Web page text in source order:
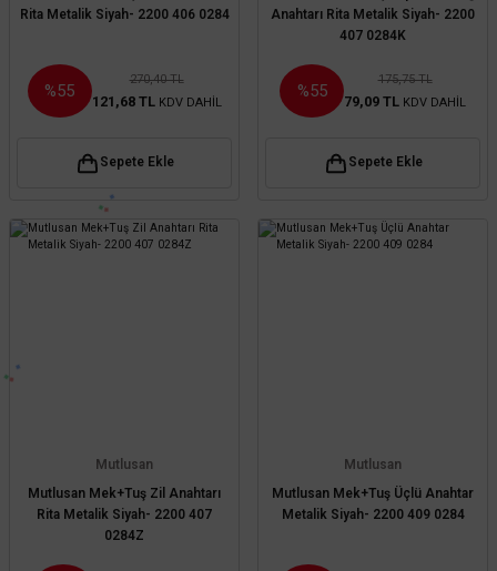
Rita Metalik Siyah- 2200 406 0284
%55
270,40 TL
121,68 TL KDV DAHİL
Sepete Ekle
Anahtarı Rita Metalik Siyah- 2200
407 0284K
%55
175,75 TL
79,09 TL KDV DAHİL
Sepete Ekle
Mutlusan
Mutlusan Mek+Tuş Zil Anahtarı
Rita Metalik Siyah- 2200 407
0284Z
Mutlusan
Mutlusan Mek+Tuş Üçlü Anahtar
Metalik Siyah- 2200 409 0284